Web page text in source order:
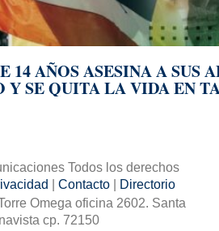
14 AÑOS ASESINA A SUS
Y SE QUITA LA VIDA EN
Todos los derechos
Contacto
Directorio
Omega oficina 2602. Santa
cp. 72150